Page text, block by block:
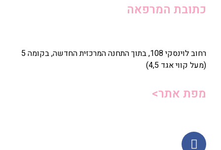
כתובת המרפאה
רחוב לוינסקי 108, בתוך התחנה המרכזית החדשה, בקומה 5
(מעל קווי אגד 4,5)
מפת אתר>